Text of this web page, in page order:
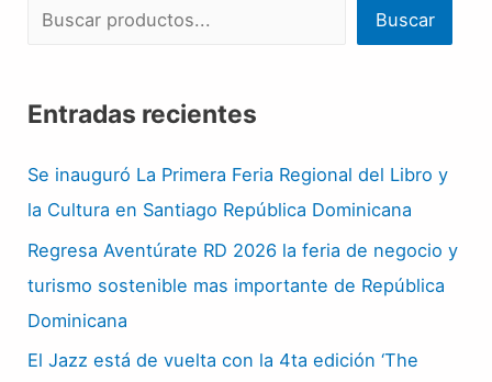
Buscar
Entradas recientes
Se inauguró La Primera Feria Regional del Libro y
la Cultura en Santiago República Dominicana
Regresa Aventúrate RD 2026 la feria de negocio y
turismo sostenible mas importante de República
Dominicana
El Jazz está de vuelta con la 4ta edición ‘The